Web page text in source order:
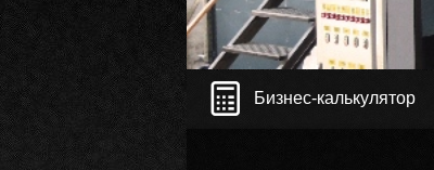
Бизнес-калькулятор